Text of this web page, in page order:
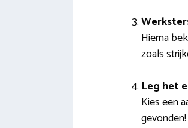
Hierna
zoals
Leg het
Kies een
gevonden!